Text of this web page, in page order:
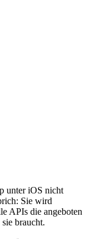
unter iOS nicht
Sie wird
APIs die angeboten
braucht.